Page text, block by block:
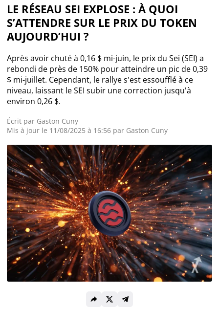
Actualité Ethereum
Actualité Altcoins
Actualité NFT
Actualité Exchanges
Actualité IA
Guides
Acheter Cryptomonnaies
Prédictions
Cryptomonnaies
Bitcoin (BTC)
Ethereum (ETH)
LE RÉSEAU SEI EXPLOSE : À QUOI
S’ATTENDRE SUR LE PRIX DU TOKEN
AUJOURD’HUI ?
Après avoir chuté à 0,16 $ mi-juin, le prix du Sei (SEI) a
rebondi de près de 150% pour atteindre un pic de 0,39
$ mi-juillet. Cependant, le rallye s'est essoufflé à ce
niveau, laissant le SEI subir une correction jusqu'à
environ 0,26 $.
Écrit par Gaston Cuny
Mis à jour le 11/08/2025 à 16:56 par Gaston Cuny